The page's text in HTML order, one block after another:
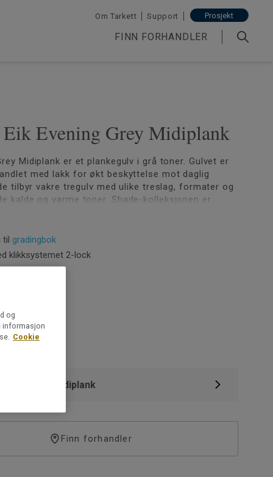
Om Tarkett Support Prosjekt
FINN FORHANDLER
Eik Evening Grey Midiplank
Midiplank er et plankegulv i grå toner. Gulvet er
med lakk for økt beskyttelse mot daglig
tilbyr vakre tregulv med ulike treslag, formater og
kalde og varme toner. Shade-kolleksjonen er
interiørtrender. Kolleksjonen er
til gradingbok
klikksystemet 2-lock
Grey Midiplank
Finn forhandler
og
informasjon
Cookie